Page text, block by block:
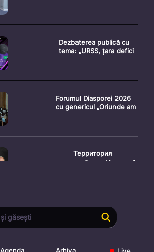
Dezbaterea publică cu
tema: „URSS, țara defici
Forumul Diasporei 2026
cu genericul „Oriunde am
Территория
свободы. Испыта�
Conferință de presă
susținută de prim-
ministr